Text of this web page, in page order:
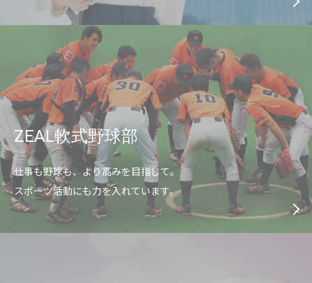
ZEAL軟式野球部
仕事も野球も、より高みを目指して。
スポーツ活動にも力を入れています。